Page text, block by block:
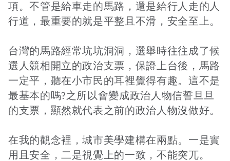
項。不管是給車走的馬路，還是給行人走的人
行道，最重要的就是平整且不滑，安全至上。
台灣的馬路經常坑坑洞洞，選舉時往往成了候
選人競相開立的政治支票，保證上台後，馬路
一定平，聽在小市民的耳裡覺得有趣。這不是
最基本的嗎?之所以會變成政治人物信誓旦旦
的支票，顯然就代表之前的政治人物沒做好。
在我的觀念裡，城市美學建構在兩點。一是實
用且安全，二是視覺上的一致，不能突兀。